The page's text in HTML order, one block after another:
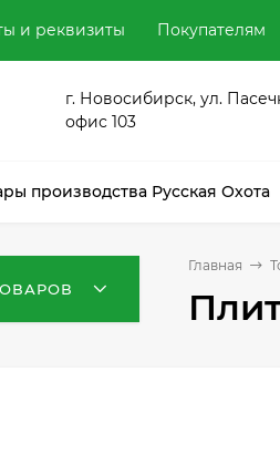
и реквизиты Покупателям
г. Новосибирск, ул.
офис 103
производства Русская Охота
Главная